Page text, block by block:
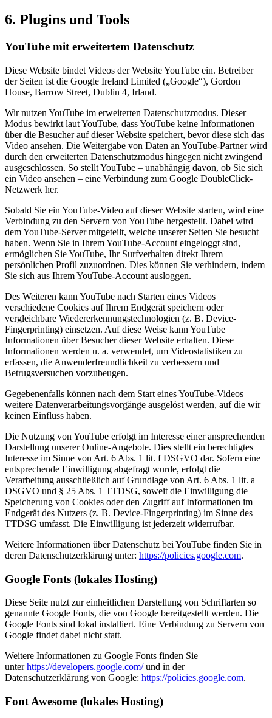
6. Plugins und Tools
YouTube mit erweitertem Datenschutz
Diese Website bindet Videos der Website YouTube ein. Betreiber
der Seiten ist die Google Ireland Limited („Google“), Gordon
House, Barrow Street, Dublin 4, Irland.
Wir nutzen YouTube im erweiterten Datenschutzmodus. Dieser
Modus bewirkt laut YouTube, dass YouTube keine Informationen
über die Besucher auf dieser Website speichert, bevor diese sich das
Video ansehen. Die Weitergabe von Daten an YouTube-Partner wird
durch den erweiterten Datenschutzmodus hingegen nicht zwingend
ausgeschlossen. So stellt YouTube – unabhängig davon, ob Sie sich
ein Video ansehen – eine Verbindung zum Google DoubleClick-
Netzwerk her.
Sobald Sie ein YouTube-Video auf dieser Website starten, wird eine
Verbindung zu den Servern von YouTube hergestellt. Dabei wird
dem YouTube-Server mitgeteilt, welche unserer Seiten Sie besucht
haben. Wenn Sie in Ihrem YouTube-Account eingeloggt sind,
ermöglichen Sie YouTube, Ihr Surfverhalten direkt Ihrem
persönlichen Profil zuzuordnen. Dies können Sie verhindern, indem
Sie sich aus Ihrem YouTube-Account ausloggen.
Des Weiteren kann YouTube nach Starten eines Videos
verschiedene Cookies auf Ihrem Endgerät speichern oder
vergleichbare Wiedererkennungstechnologien (z. B. Device-
Fingerprinting) einsetzen. Auf diese Weise kann YouTube
Informationen über Besucher dieser Website erhalten. Diese
Informationen werden u. a. verwendet, um Videostatistiken zu
erfassen, die Anwenderfreundlichkeit zu verbessern und
Betrugsversuchen vorzubeugen.
Gegebenenfalls können nach dem Start eines YouTube-Videos
weitere Datenverarbeitungsvorgänge ausgelöst werden, auf die wir
keinen Einfluss haben.
Die Nutzung von YouTube erfolgt im Interesse einer ansprechenden
Darstellung unserer Online-Angebote. Dies stellt ein berechtigtes
Interesse im Sinne von Art. 6 Abs. 1 lit. f DSGVO dar. Sofern eine
entsprechende Einwilligung abgefragt wurde, erfolgt die
Verarbeitung ausschließlich auf Grundlage von Art. 6 Abs. 1 lit. a
DSGVO und § 25 Abs. 1 TTDSG, soweit die Einwilligung die
Speicherung von Cookies oder den Zugriff auf Informationen im
Endgerät des Nutzers (z. B. Device-Fingerprinting) im Sinne des
TTDSG umfasst. Die Einwilligung ist jederzeit widerrufbar.
Weitere Informationen über Datenschutz bei YouTube finden Sie in
deren Datenschutzerklärung unter: https://policies.google.com.
Google Fonts (lokales Hosting)
Diese Seite nutzt zur einheitlichen Darstellung von Schriftarten so
genannte Google Fonts, die von Google bereitgestellt werden. Die
Google Fonts sind lokal installiert. Eine Verbindung zu Servern von
Google findet dabei nicht statt.
Weitere Informationen zu Google Fonts finden Sie
unterhttps://developers.google.com/und in der
Datenschutzerklärung von Google: https://policies.google.com.
Font Awesome (lokales Hosting)